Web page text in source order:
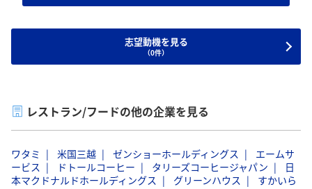
志望動機を見る
（0件）
レストラン/フードの他の企業を見る
ワタミ 米国三越 ゼンショーホールディングス
エームサ
ービス
ドトールコーヒー タリーズコーヒージャパン
日
本マクドナルドホールディングス
グリーンハウス
すかいら